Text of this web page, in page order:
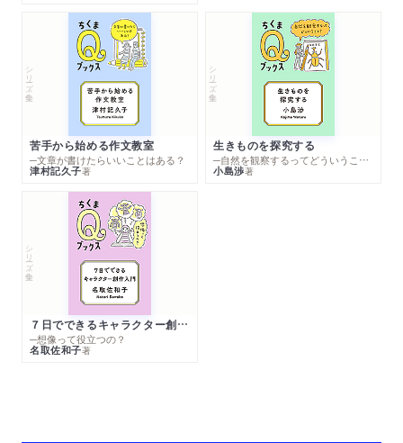
シリーズ・全集
苦手から始める作文教室
─文章が書けたらいいことはある？
津村記久子著
シリーズ・全集
生きものを探究する
─自然を観察するってどういうこと？
小島渉著
シリーズ・全集
７日でできるキャラクター創作入門
─想像って役立つの？
名取佐和子著